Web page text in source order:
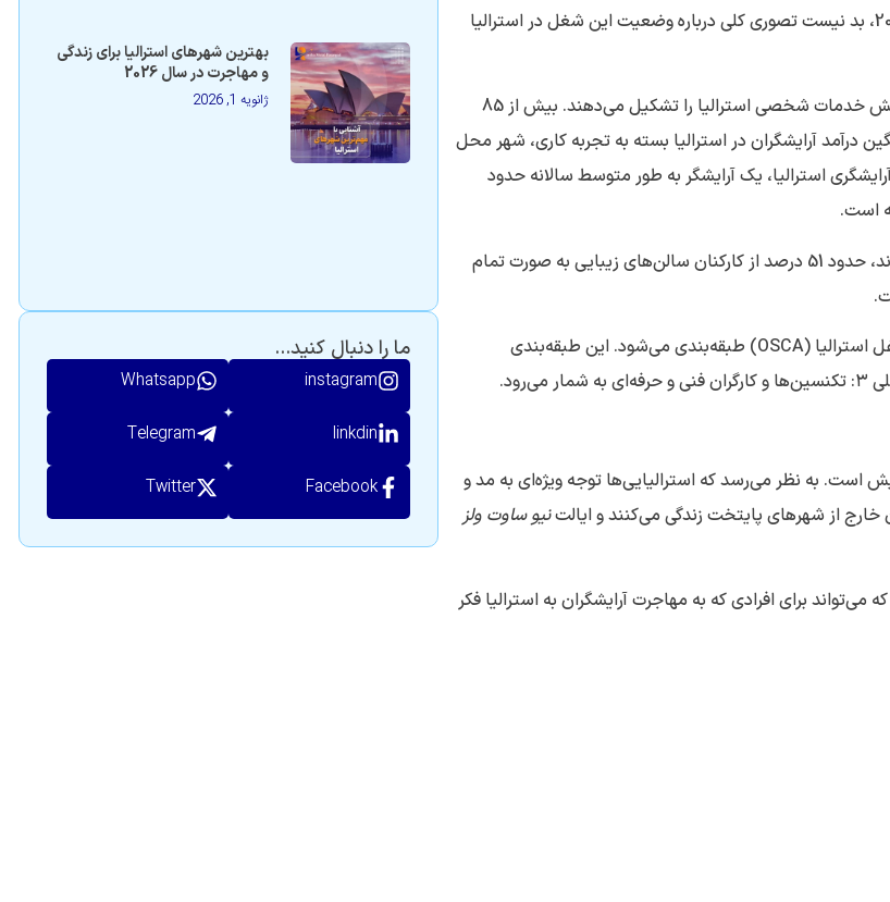
بهترین شهرهای استرالیا برای زندگی
و مهاجرت در سال 2026
ژانویه 1, 2026
ما را دنبال کنید...
instagram
Whatsapp
linkdin
Telegram
Facebook
Twitter
پیش از پرداختن به مراحل کامل مهاجرت آرایشگران به استرالیا در سال 2024، بد نیست تصوری کلی درباره وضعیت این شغل در استرالیا
طبق آمار سرشماری، درحال حاضر آرایشگران درصد بزرگی از نیروی کار در بخش خدمات شخصی استرالیا را تشکیل می‌دهند. بیش از 85
آرایشگران در استرالیا بسته به تجربه کاری، شهر محل
استرالیا، یک آرایشگر به طور متوسط سالانه حدود
طبق آخرین آمار از کسانی که تجربه مهاجرت آرایشگران به استرالیا را داشته‌اند، حدود 51 درصد از کارکنان سالن‌های زیبایی به صورت تمام
حرفه آرایشگری در استرالیا تحت کد ۳۹۲۱۳۲ در دسته‌بندی استاندارد مشاغل استرالیا (OSCA) طبقه‌بندی می‌شود. این طبقه‌بندی
است. به نظر می‌رسد که استرالیایی‌ها توجه ویژه‌ای به مد و
نیو ساوت ولز
می‌تواند برای افرادی که به مهاجرت آرایشگران به استرالیا فکر